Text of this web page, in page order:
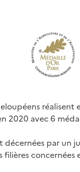
réalisent
2020 avec 6
décernées par
filières